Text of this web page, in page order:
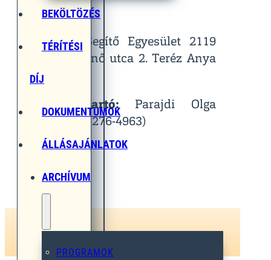
BEKÖLTÖZÉS
TÉRÍTÉSI
DÍJ
DOKUMENTUMOK
ÁLLÁSAJÁNLATOK
ARCHÍVUM
PROGRAMOK
Helyszín:
Egymást Segítő Egyesület 2119
Pécel, Pihenő utca 2. Teréz Anya
Terem
Kapcsolattartó:Parajdi Olga
(Tel.: 06-30-276-4963)